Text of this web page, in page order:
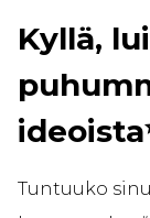
Kyllä,
Tuntuuko